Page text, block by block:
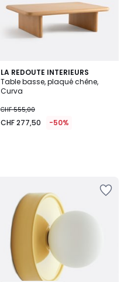
LA REDOUTE INTERIEURS
Table basse, plaqué chêne,
Curva
CHF 555,00
CHF 277,50 -50%